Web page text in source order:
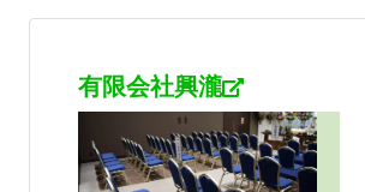
有限会社興瀧